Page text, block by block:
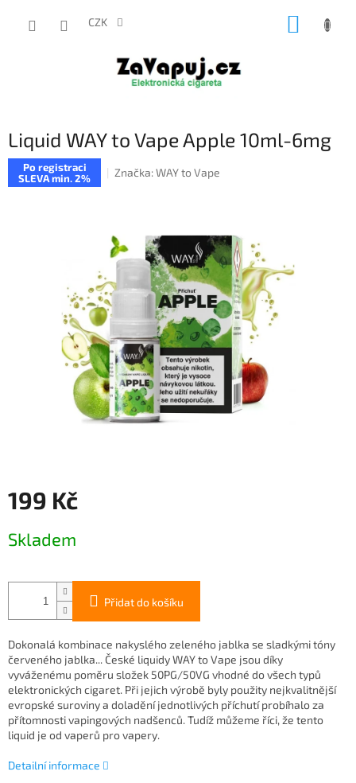
CZK
Liquid WAY to Vape Apple 10ml-6mg
Po registraci
SLEVA min. 2%
Značka:WAY to Vape
199 Kč
cena:
Skladem
Přidat do košíku
Dokonalá kombinace nakyslého zeleného jablka se sladkými tóny
červeného jablka... České liquidy WAY to Vape jsou díky
vyváženému poměru složek 50PG/50VG vhodné do všech typů
elektronických cigaret. Při jejich výrobě byly použity nejkvalitnější
evropské suroviny a doladění jednotlivých příchutí probíhalo za
přítomnosti vapingových nadšenců. Tudíž můžeme říci, že tento
liquid je od vaperů pro vapery.
Detailní informace